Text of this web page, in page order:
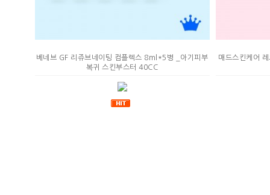
베네브 GF 리쥬브네이팅 컴플렉스 8ml*5병 _아기피부
복귀 스킨부스터 40CC
매드스킨케어